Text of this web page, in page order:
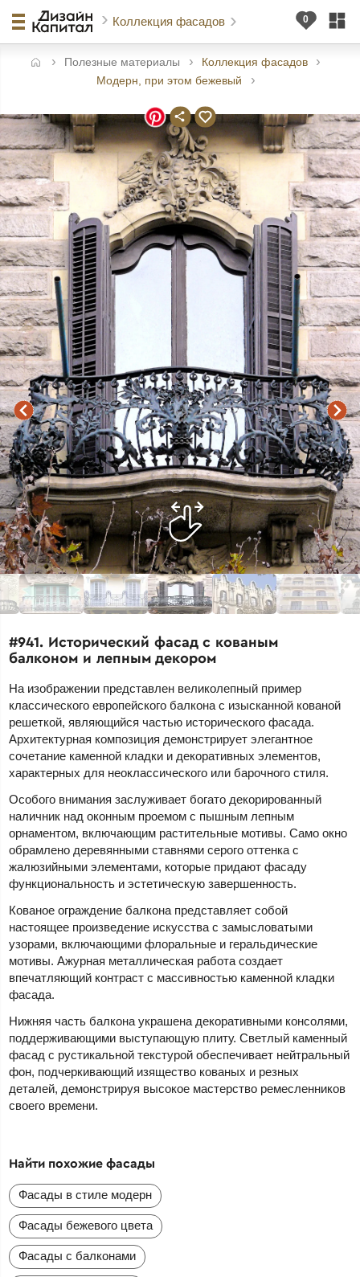
Коллекция фасадов
Полезные материалы
Коллекция фасадов
Модерн, при этом бежевый
#941. Исторический фасад с кованым
балконом и лепным декором
На изображении представлен великолепный пример
классического европейского балкона с изысканной кованой
решеткой, являющийся частью исторического фасада.
Архитектурная композиция демонстрирует элегантное
сочетание каменной кладки и декоративных элементов,
характерных для неоклассического или барочного стиля.
Особого внимания заслуживает богато декорированный
наличник над оконным проемом с пышным лепным
орнаментом, включающим растительные мотивы. Само окно
обрамлено деревянными ставнями серого оттенка с
жалюзийными элементами, которые придают фасаду
функциональность и эстетическую завершенность.
Кованое ограждение балкона представляет собой
настоящее произведение искусства с замысловатыми
узорами, включающими флоральные и геральдические
мотивы. Ажурная металлическая работа создает
впечатляющий контраст с массивностью каменной кладки
фасада.
Нижняя часть балкона украшена декоративными консолями,
поддерживающими выступающую плиту. Светлый каменный
фасад с рустикальной текстурой обеспечивает нейтральный
фон, подчеркивающий изящество кованых и резных
деталей, демонстрируя высокое мастерство ремесленников
своего времени.
Найти похожие фасады
Фасады в стиле модерн
Фасады бежевого цвета
Фасады с балконами